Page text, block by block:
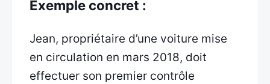
Exemple concret :
Jean, propriétaire d’une voiture mise
en circulation en mars 2018, doit
effectuer son premier contrôle